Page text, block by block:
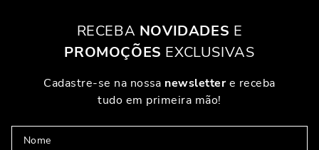
RECEBA NOVIDADES E
PROMOÇÕES EXCLUSIVAS
Cadastre-se na nossa newslettere receba
tudo em primeira mão!